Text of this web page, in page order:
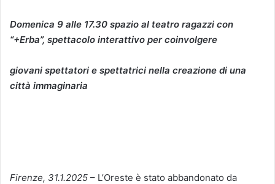
Domenica 9 alle 17.30 spazio al teatro ragazzi con
“+Erba”, spettacolo interattivo per coinvolgere
giovani spettatori e spettatrici nella creazione di una
città immaginaria
Firenze, 31.1.2025 – L’Oreste è stato abbandonato da